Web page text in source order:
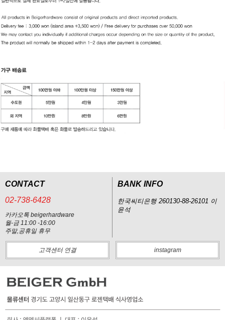
CONTACT
02-738-6428
카카오톡 beigerhardware
월-금 11:00 -16:00
주말,공휴일 휴무
BANK INFO
한국씨티은행 260130-88-26101 이
윤석
고객센터 연결 instagram